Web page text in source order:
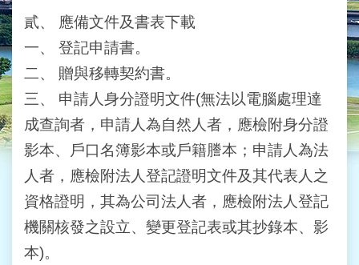
線
上
務
民
意
交
相
關
網
站
貳、
應備文件及書表下載
一、
登記申請書。
二、
贈與移轉契約書。
三、
申請人身分證明文件(無法以電腦處理達
成查詢者，申請人為自然人者，應檢附身分證
影本、戶口名簿影本或戶籍謄本；申請人為法
人者，應檢附法人登記證明文件及其代表人之
資格證明，其為公司法人者，應檢附法人登記
機關核發之設立、變更登記表或其抄錄本、影
本)。